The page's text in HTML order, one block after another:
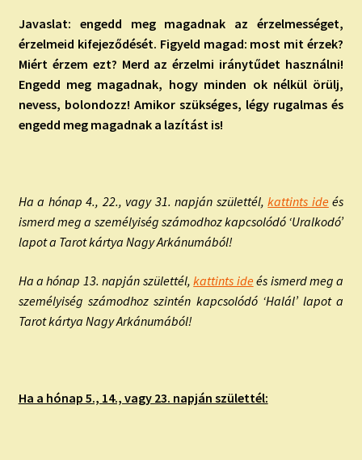
Javaslat: engedd meg magadnak az érzelmességet,
érzelmeid kifejeződését. Figyeld magad: most mit érzek?
Miért érzem ezt? Merd az érzelmi iránytűdet használni!
Engedd meg magadnak, hogy minden ok nélkül örülj,
nevess, bolondozz! Amikor szükséges, légy rugalmas és
engedd meg magadnak a lazítást is!
Ha a hónap 4., 22., vagy 31. napján születtél,kattints ide és
ismerd meg a személyiség számodhoz kapcsolódó ‘Uralkodó’
lapot a Tarot kártya Nagy Arkánumából!
Ha a hónap 13. napján születtél,kattints ide és ismerd meg a
személyiség számodhoz szintén kapcsolódó ‘Halál’ lapot a
Tarot kártya Nagy Arkánumából!
Ha a hónap 5., 14., vagy 23. napján születtél: